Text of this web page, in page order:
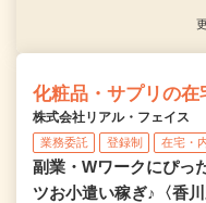
化粧品・サプリの在
株式会社リアル・フェイス
業務委託 登録制 在宅・
副業・Wワークにぴっ
ツお小遣い稼ぎ♪〈香川